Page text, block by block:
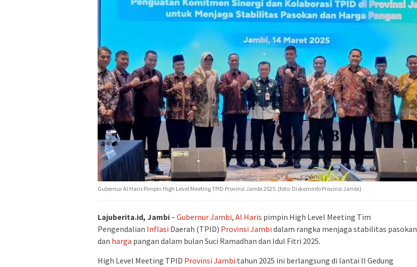
Gubernur Al Haris Pimpin High Level Meeting TPID Provinsi Jambi 2025. (foto: Diskominfo Provinsi Jambi)
Lajuberita.id, Jambi– Gubernur Jambi, Al Haris pimpin High Level Meeting Tim
Pengendalian Inflasi Daerah (TPID) Provinsi Jambi dalam rangka menjaga stabilitas pasokan
dan harga pangan dalam bulan Suci Ramadhan dan Idul Fitri 2025.
High Level Meeting TPID Provinsi Jambi tahun 2025 ini berlangsung di lantai ll Gedung